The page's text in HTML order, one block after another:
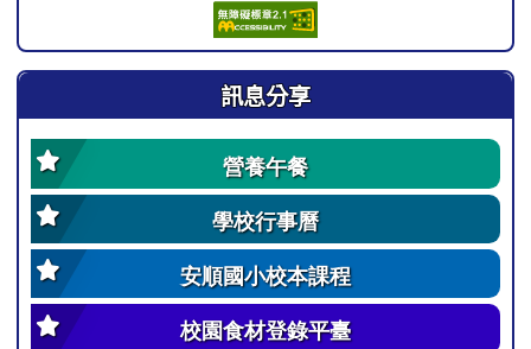
訊息分享
營養午餐
學校行事曆
安順國小校本課程
校園食材登錄平臺